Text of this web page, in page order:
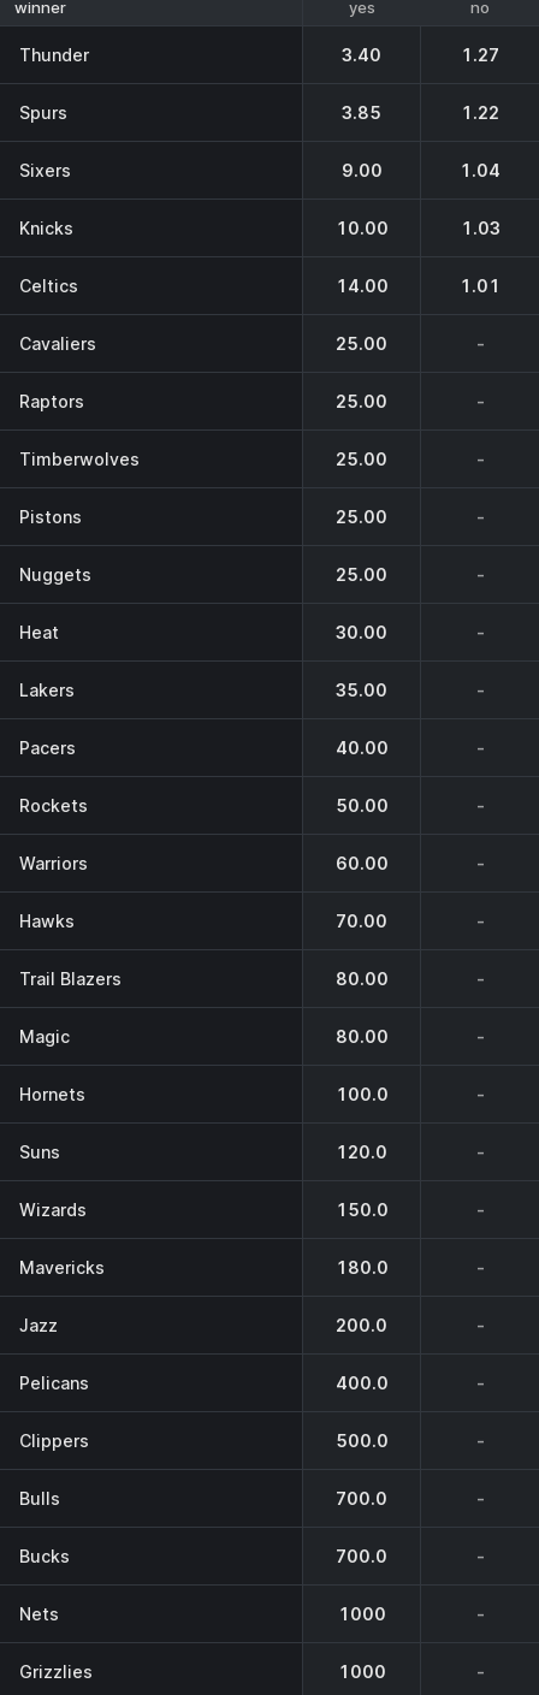
winner yes no
Thunder 3.40 1.27
Spurs 3.85 1.22
Sixers 9.00 1.04
Knicks 10.00 1.03
Celtics 14.00 1.01
Cavaliers 25.00 -
Raptors 25.00 -
Timberwolves 25.00 -
Pistons 25.00 -
Nuggets 25.00 -
Heat 30.00 -
Lakers 35.00 -
Pacers 40.00 -
Rockets 50.00 -
Warriors 60.00 -
Hawks 70.00 -
Trail Blazers 80.00 -
Magic 80.00 -
Hornets 100.0 -
Suns 120.0 -
Wizards 150.0 -
Mavericks 180.0 -
Jazz 200.0 -
Pelicans 400.0 -
Clippers 500.0 -
Bulls 700.0 -
Bucks 700.0 -
Nets 1000 -
Grizzlies 1000 -